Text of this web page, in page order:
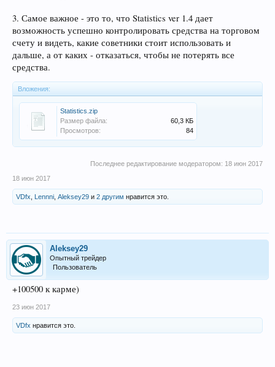
3. Самое важное - это то, что Statistics ver 1.4 дает
возможность успешно контролировать средства на торговом
счету и видеть, какие советники стоит использовать и
дальше, а от каких - отказаться, чтобы не потерять все
средства.
Вложения:
Statistics.zip
Размер файла:
60,3 КБ
Просмотров:
84
Последнее редактирование модератором: 18 июн 2017
18 июн 2017
VDfx Lennni Aleksey29 и 2 другим нравится это.
Aleksey29
Опытный трейдер
Пользователь
+100500 к карме)
23 июн 2017
VDfx нравится это.